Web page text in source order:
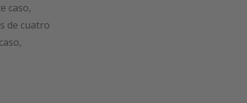
caso,
de cuatro